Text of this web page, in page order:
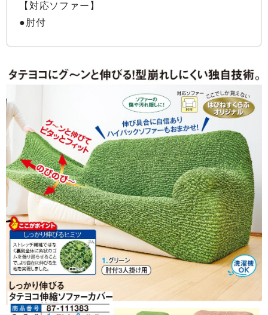
【対応ソファー】
●肘付